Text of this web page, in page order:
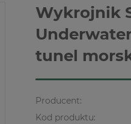
Wykrojnik
tunel
Producent:
Kod produktu: